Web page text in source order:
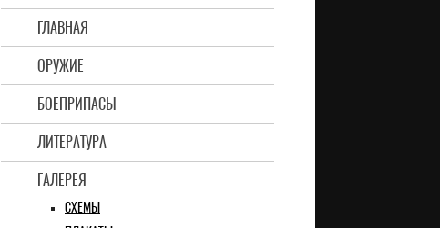
ГЛАВНАЯ
ОРУЖИЕ
БОЕПРИПАСЫ
ЛИТЕРАТУРА
ГАЛЕРЕЯ
СХЕМЫ